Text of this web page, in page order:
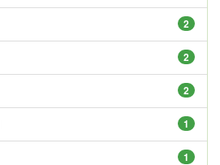
2
2
2
1
1